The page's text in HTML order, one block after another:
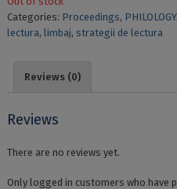
Categories: Proceedings, PHILOLOGY,
lectura, limbaj, strategii de lectura
Reviews (0)
Reviews
There are no reviews yet.
Only logged in customers who have